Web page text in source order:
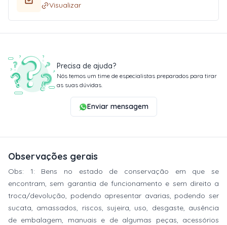
Visualizar
Precisa de ajuda?
Nós temos um time de especialistas preparados para tirar
as suas dúvidas.
Enviar mensagem
Observações gerais
Obs: 1: Bens no estado de conservação em que se
encontram, sem garantia de funcionamento e sem direito a
troca/devolução, podendo apresentar avarias, podendo ser
sucata, amassados, riscos, sujeira, uso, desgaste, ausência
de embalagem, manuais e de algumas peças, acessórios